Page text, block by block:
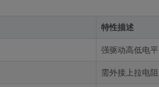
特性描述
强驱动高低电平
需外接上拉电阻